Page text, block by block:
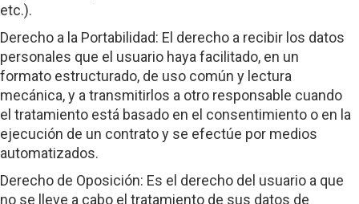
etc.).
Derecho a la Portabilidad: El derecho a recibir los datos
personales que el usuario haya facilitado, en un
formato estructurado, de uso común y lectura
mecánica, y a transmitirlos a otro responsable cuando
el tratamiento está basado en el consentimiento o en la
ejecución de un contrato y se efectúe por medios
automatizados.
Derecho de Oposición: Es el derecho del usuario a que
no se lleve a cabo el tratamiento de sus datos de